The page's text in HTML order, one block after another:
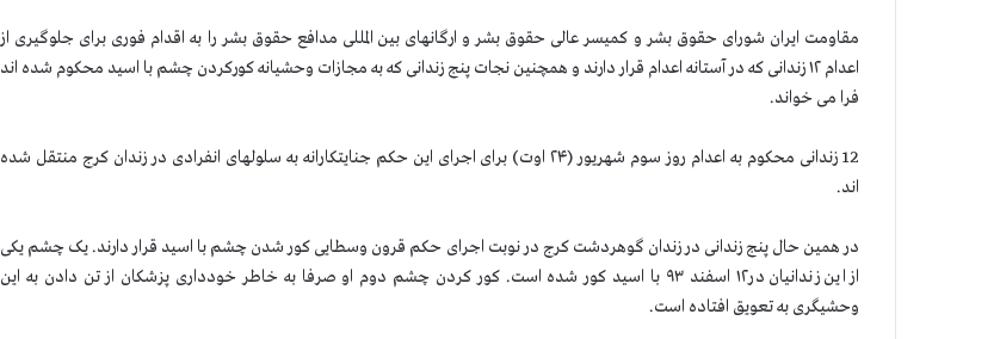
مقاومت ایران شورای حقوق بشر و كمیسر عالی حقوق بشر و ارگانهای بین المللی مدافع حقوق بشر را به اقدام فوری برای جلوگیری از
اعدام ۱۲ زندانی که در آستانه اعدام قرار دارند و همچنین نجات پنج زندانی که به مجازات وحشیانه کورکردن چشم با اسید محكوم شده اند
فرا می خواند.
12 زندانی محكوم به اعدام روز سوم شهریور (۲۴ اوت) برای اجرای این حکم جنایتكارانه به سلولهای انفرادی در زندان کرج منتقل شده
اند.
در همین حال پنج زندانی در زندان گوهردشت کرج در نوبت اجرای حكم قرون وسطایی کور شدن چشم با اسید قرار دارند. یک چشم یکی
از این زندانیان در۱۲ اسفند ۹۳ با اسید کور شده است. كور كردن چشم دوم او صرفا به خاطر خودداری پزشکان از تن دادن به این
وحشیگری به تعویق افتاده است.